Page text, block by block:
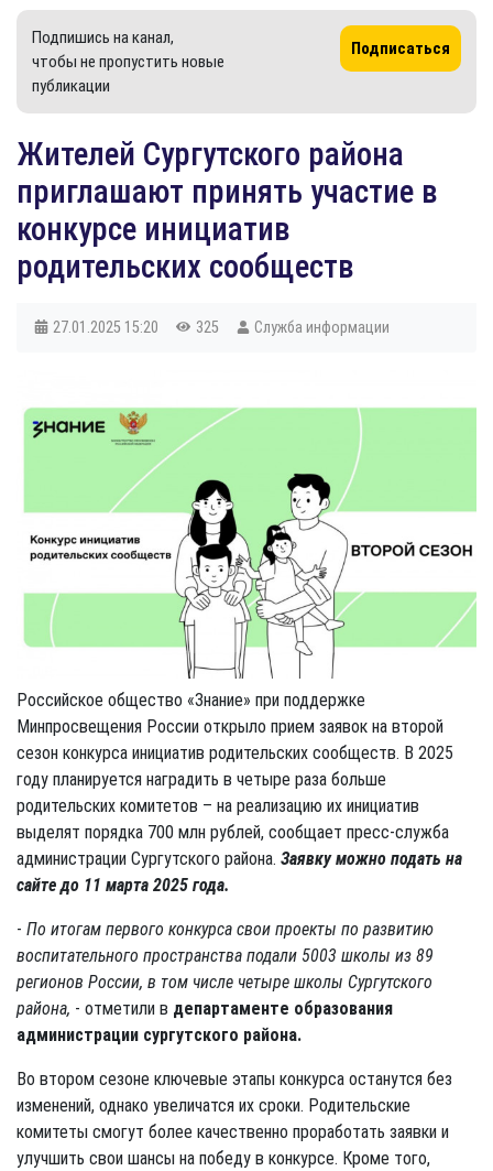
Подпишись на канал,
чтобы не пропустить новые
публикации
Подписаться
​Жителей Сургутского района
приглашают принять участие в
конкурсе инициатив
родительских сообществ
27.01.2025 15:20 325 Служба информации
Российское общество «Знание» при поддержке
Минпросвещения России открыло прием заявок на второй
сезон конкурса инициатив родительских сообществ. В 2025
году планируется наградить в четыре раза больше
родительских комитетов – на реализацию их инициатив
выделят порядка 700 млн рублей, сообщает пресс-служба
администрации Сургутского района. Заявку можно подать на
сайте до 11 марта 2025 года.
- По итогам первого конкурса свои проекты по развитию
воспитательного пространства подали 5003 школы из 89
регионов России, в том числе четыре школы Сургутского
района, - отметили в департаменте образования
администрации сургутского района.
Во втором сезоне ключевые этапы конкурса останутся без
изменений, однако увеличатся их сроки. Родительские
комитеты смогут более качественно проработать заявки и
улучшить свои шансы на победу в конкурсе. Кроме того,